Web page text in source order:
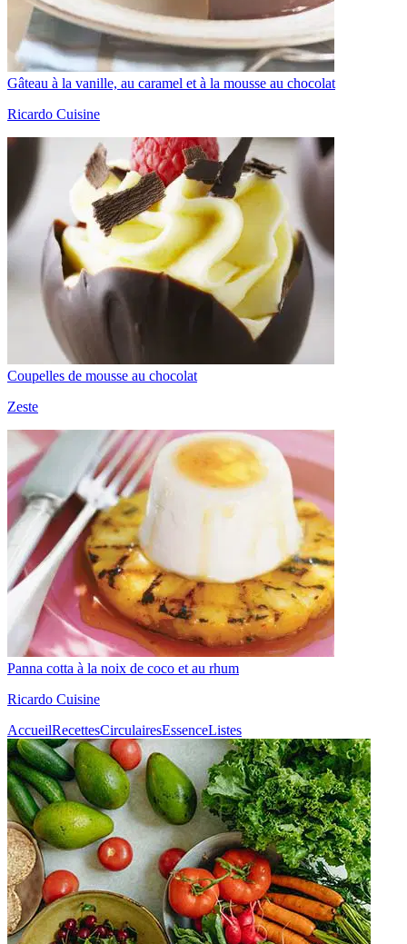
Gâteau à la vanille, au caramel et à la mousse au chocolat
Ricardo Cuisine
Coupelles de mousse au chocolat
Zeste
Panna cotta à la noix de coco et au rhum
Ricardo Cuisine
AccueilRecettesCirculairesEssenceListes